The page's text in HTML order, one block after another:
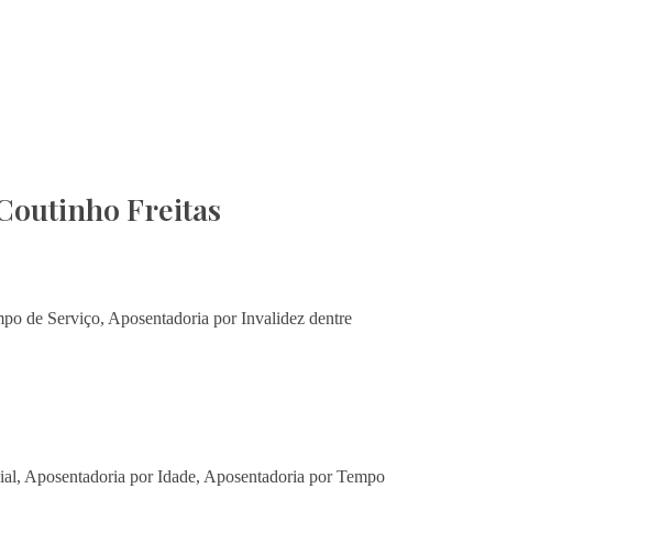
Freitas
de Serviço, Aposentadoria por Invalidez dentre
Aposentadoria por Idade, Aposentadoria por Tempo